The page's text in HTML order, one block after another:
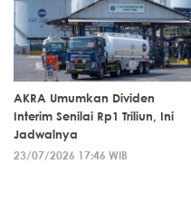
AKRA Umumkan Dividen
Interim Senilai Rp1 Triliun, Ini
Jadwalnya
23/07/2026 17:46 WIB